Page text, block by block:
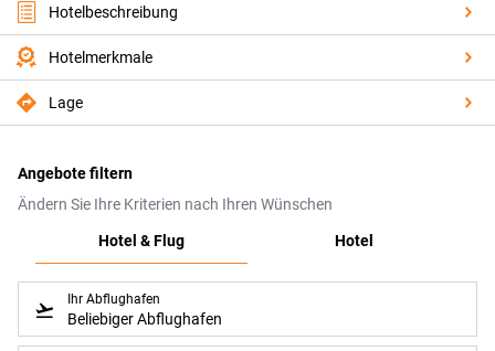
Hotelbeschreibung
Hotelmerkmale
Lage
Angebote filtern
Ändern Sie Ihre Kriterien nach Ihren Wünschen
Hotel & Flug
Hotel
Ihr Abflughafen
Beliebiger Abflughafen